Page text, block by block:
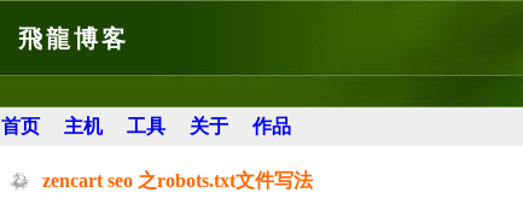
飛龍博客
首页
主机 工具 关于 作品
zencart seo 之robots.txt文件写法